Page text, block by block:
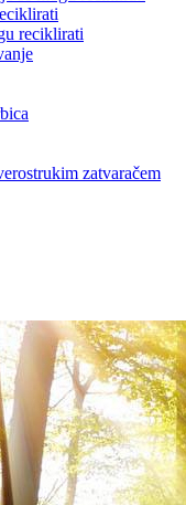
reciklirati
zatvaračem